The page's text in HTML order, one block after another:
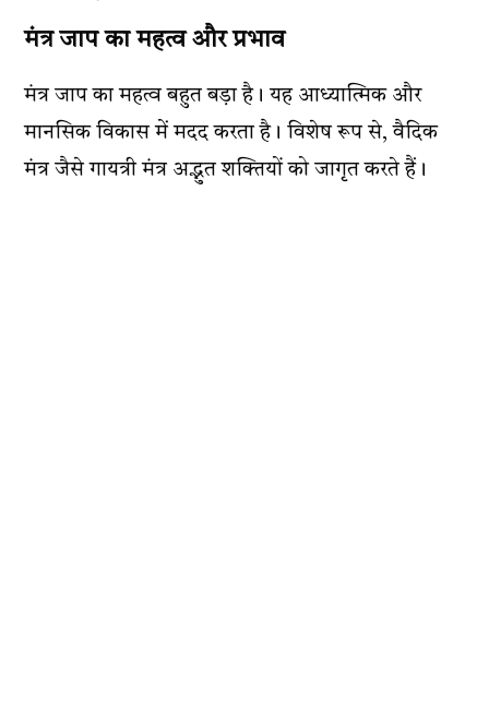
मंत्र जाप का महत्व और प्रभाव
मंत्र जाप का महत्व बहुत बड़ा है। यह आध्यात्मिक और
मानसिक विकास में मदद करता है। विशेष रूप से, वैदिक
मंत्र जैसे गायत्री मंत्र अद्भुत शक्तियों को जागृत करते हैं।